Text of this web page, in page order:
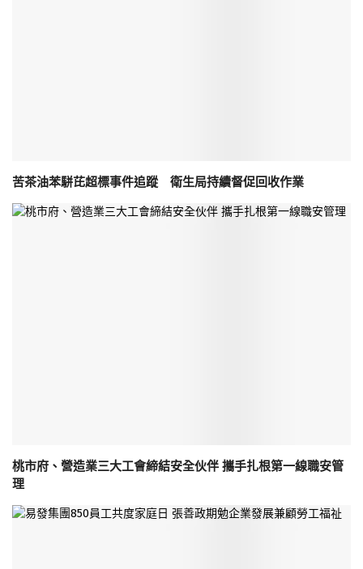
苦茶油苯駢芘超標事件追蹤 衛生局持續督促回收作業
桃市府、營造業三大工會締結安全伙伴 攜手扎根第一線職安管
理